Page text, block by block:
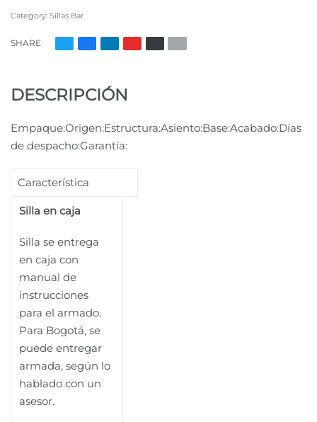
Category: Sillas Bar
SHARE
DESCRIPCIÓN
Empaque:Origen:Estructura:Asiento:Base:Acabado:Días
de despacho:Garantía:
Característica
Silla en caja
Silla se entrega
en caja con
manual de
instrucciones
para el armado.
Para Bogotá, se
puede entregar
armada, según lo
hablado con un
asesor.